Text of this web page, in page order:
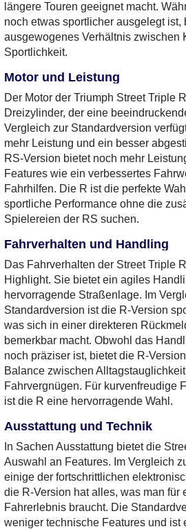
längere Touren geeignet macht.
noch etwas sportlicher ausgelegt ist,
ausgewogenes Verhältnis zwischen
Sportlichkeit.
Motor und Leistung
Der Motor der Triumph Street Triple
Dreizylinder, der eine
Vergleich zur Standardversion
mehr Leistung und ein besser
RS-Version bietet noch mehr
Features wie ein verbessertes
Fahrhilfen. Die R ist die perfekte
sportliche Performance ohne die
Spielereien der RS suchen.
Fahrverhalten und Handling
Das Fahrverhalten der Street Triple
Highlight. Sie bietet ein agiles
hervorragende Straßenlage. Im
Standardversion ist die R-Version
was sich in einer direkteren
bemerkbar macht. Obwohl das
noch präziser ist, bietet die R-
Balance zwischen
Fahrvergnügen. Für kurvenfreudige
ist die R eine hervorragende Wahl.
Ausstattung und Technik
In Sachen Ausstattung bietet die
Auswahl an Features. Im Vergleich
einige der fortschrittlichen
die R-Version hat alles, was man für
Fahrerlebnis braucht. Die
weniger technische Features und ist